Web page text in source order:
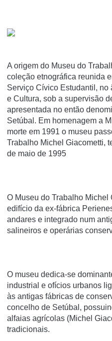
A origem do Museu do
coleção etnográfica reunida
Serviço Cívico Estudantil, no
e Cultura, sob a supervisão
apresentada no então
Setúbal. Em homenagem a
morte em 1991 o museu
Trabalho Michel Giacometti,
de maio de 1995
O Museu do Trabalho
edifício da ex-fábrica
andares e integrado num
salineiros e operárias
O museu dedica-se
industrial e ofícios urbanos
às antigas fábricas de
concelho de Setúbal,
alfaias agrícolas (Michel
tradicionais.